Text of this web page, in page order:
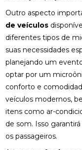
Outro aspecto
de veículos
diferentes tipos de
suas necessidades
planejando um
optar por um
conforto e
veículos modernos,
itens como ar-
de som. Isso
os passageiros.